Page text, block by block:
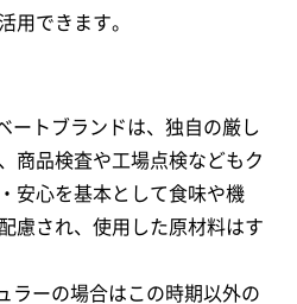
用できます。
ートブランドは、独自の厳し
商品検査や工場点検などもク
安心を基本として食味や機
慮され、使用した原材料はす
ラーの場合はこの時期以外の